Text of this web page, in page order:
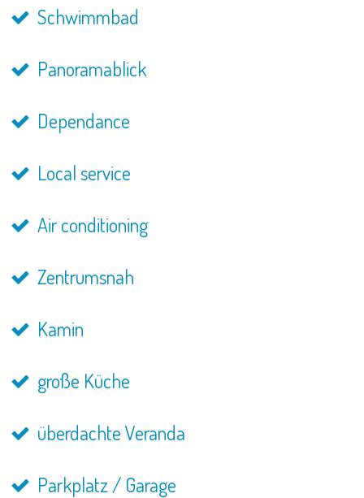
Schwimmbad
Panoramablick
Dependance
Local service
Air conditioning
Zentrumsnah
Kamin
große Küche
überdachte Veranda
Parkplatz / Garage